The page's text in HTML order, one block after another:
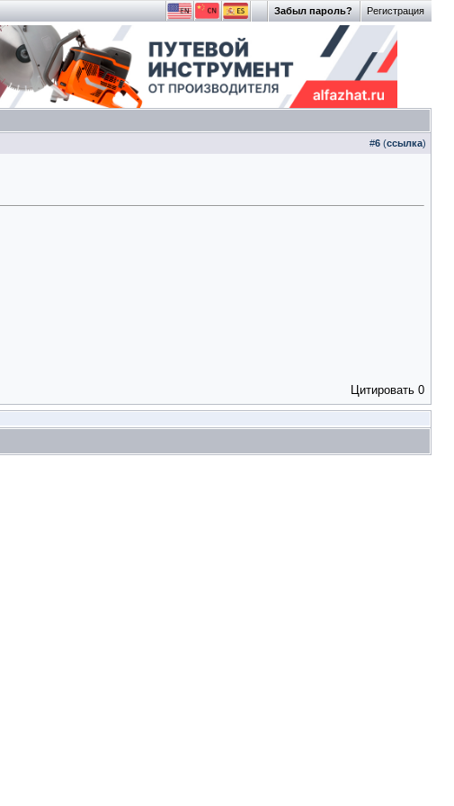
Регистрация
Забыл пароль?
#6 (ссылка)
Цитировать 0